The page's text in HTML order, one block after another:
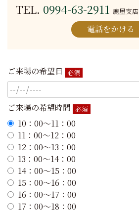
TEL. 0994-63-2911 鹿屋支店
電話をかける
ご来場の希望日 必須
ご来場の希望時間 必須
10：00～11：00
11：00～12：00
12：00～13：00
13：00～14：00
14：00～15：00
15：00～16：00
16：00～17：00
17：00～18：00